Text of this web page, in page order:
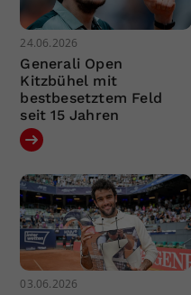
24.06.2026
Generali Open
Kitzbühel mit
bestbesetztem Feld
seit 15 Jahren
03.06.2026